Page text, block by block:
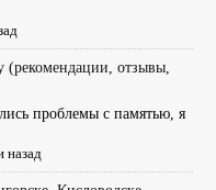
(рекомендации, отзывы,
проблемы с памятью, я
назад